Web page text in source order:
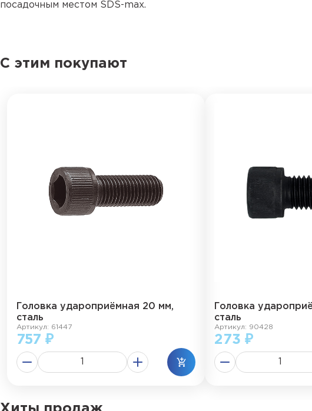
посадочным местом SDS-max.
С этим покупают
Головка удароприёмная 20 мм,
сталь
Артикул: 61447
757 ₽
Головка
сталь
Артикул: 90428
273 ₽